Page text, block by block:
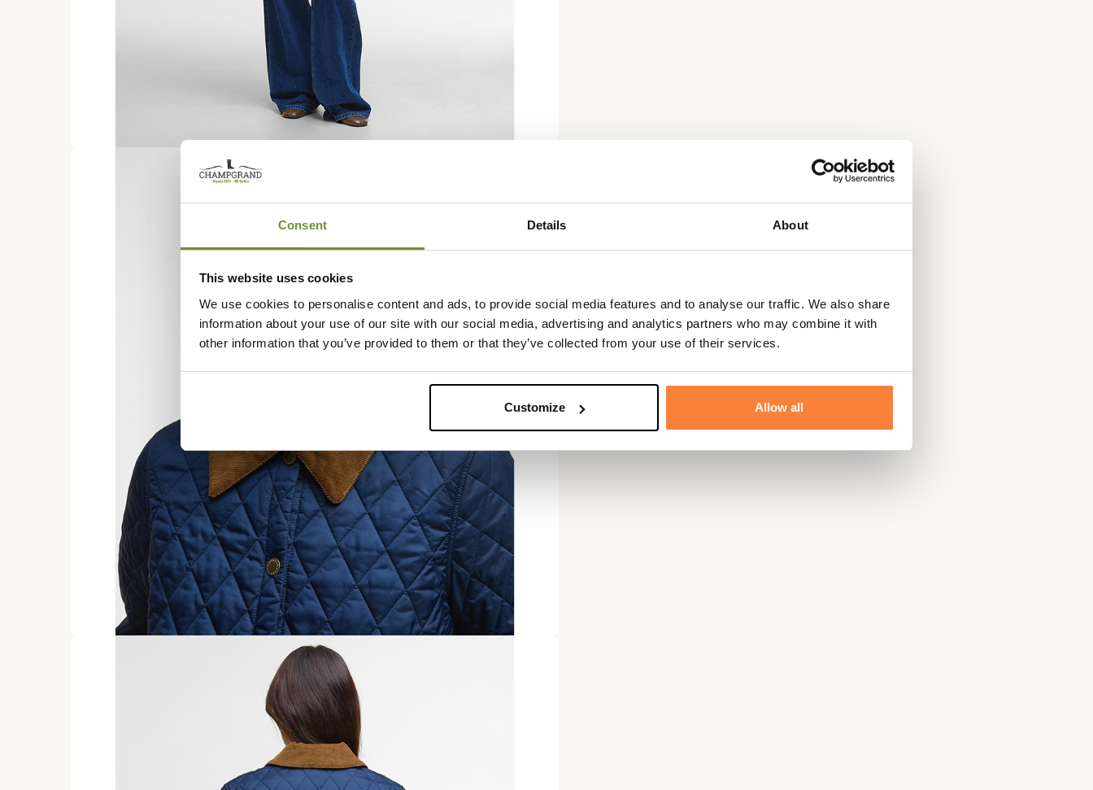
Consent Details About
This website uses cookies
We use cookies to personalise content and ads, to provide social media features and to analyse our traffic. We also share
information about your use of our site with our social media, advertising and analytics partners who may combine it with
other information that you’ve provided to them or that they’ve collected from your use of their services.
Customize Allow all